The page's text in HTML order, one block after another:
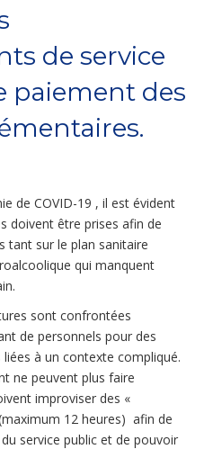
de service
paiement des
de COVID-19 , il est évident
doivent être prises afin de
tant sur le plan sanitaire
qui manquent
sont confrontées
de personnels pour des
à un contexte compliqué.
ne peuvent plus faire
improviser des «
12 heures) afin de
service public et de pouvoir